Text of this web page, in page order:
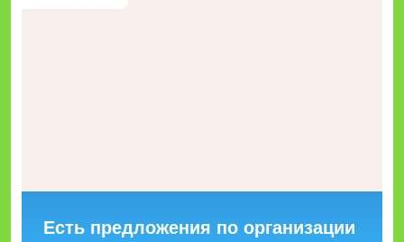
Есть предложения по организации